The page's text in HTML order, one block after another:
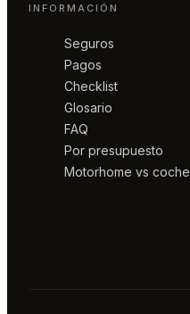
INFORMACIÓN
Seguros
Pagos
Checklist
Glosario
FAQ
Por presupuesto
Motorhome vs coche